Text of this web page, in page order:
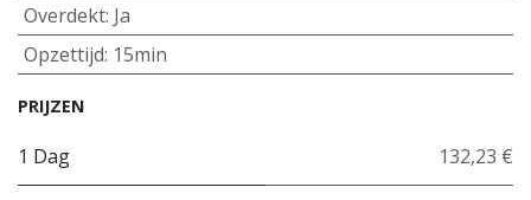
Overdekt: Ja
Opzettijd: 15min
PRIJZEN
1 Dag 132,23 €